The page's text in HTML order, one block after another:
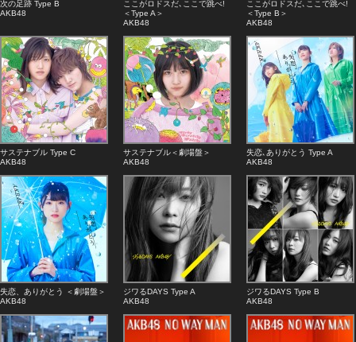
次の足跡 Type B
AKB48
ここがロドスだ､ここで跳べ!
＜Type A＞
AKB48
ここがロドスだ､ここで跳べ!
＜Type B＞
AKB48
サステナブル Type C
AKB48
サステナブル＜劇場盤＞
AKB48
失恋､ありがとう Type A
AKB48
失恋、ありがとう ＜劇場盤＞
AKB48
ジワるDAYS Type A
AKB48
ジワるDAYS Type B
AKB48